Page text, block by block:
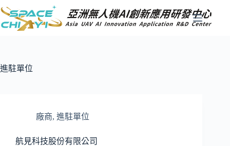
跳
主
容
進駐單位
廠商, 進駐單位
航見科技股份有限公司